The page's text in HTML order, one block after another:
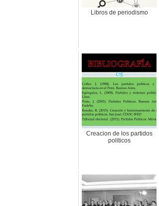
Libros de periodismo
Creacion de los partidos
politicos